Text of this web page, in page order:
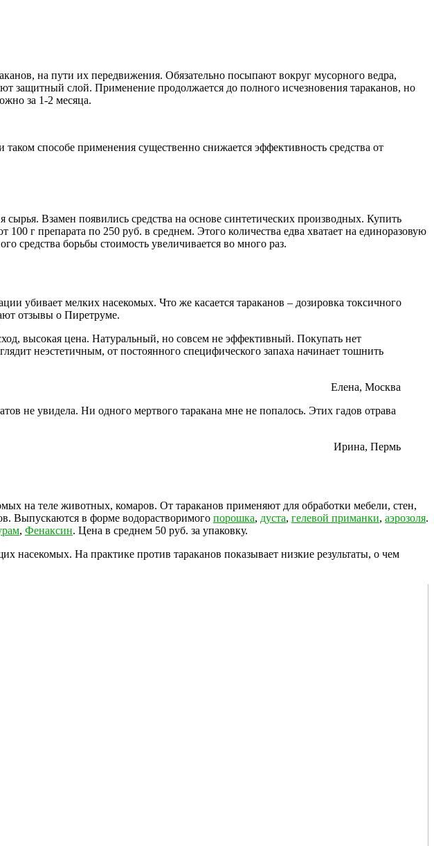
на пути их передвижения. Обязательно посыпают вокруг мусорного ведра,
защитный слой. Применение продолжается до полного исчезновения тараканов, но
за 1-2 месяца.
способе применения существенно снижается эффективность средства от
Взамен появились средства на основе синтетических производных. Купить
г препарата по 250 руб. в среднем. Этого количества едва хватает на единоразовую
средства борьбы стоимость увеличивается во много раз.
убивает мелких насекомых. Что же касается тараканов – дозировка токсичного
отзывы о Пиретруме.
высокая цена. Натуральный, но совсем не эффективный. Покупать нет
неэстетичным, от постоянного специфического запаха начинает тошнить
Елена, Москва
не увидела. Ни одного мертвого таракана мне не попалось. Этих гадов отрава
Ирина, Пермь
на теле животных, комаров. От тараканов применяют для обработки мебели, стен,
Выпускаются в форме водорастворимого порошка, дуста, гелевой приманки, аэрозоля.
, Фенаксин. Цена в среднем 50 руб. за упаковку.
насекомых. На практике против тараканов показывает низкие результаты, о чем